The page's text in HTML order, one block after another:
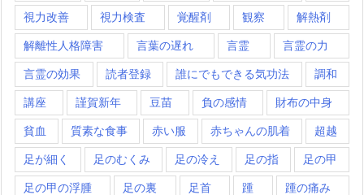
視力改善 視力検査 覚醒剤 観察 解熱剤
解離性人格障害 言葉の遅れ 言霊 言霊の力
言霊の効果 読者登録 誰にでもできる気功法 調和
講座 謹賀新年 豆苗 負の感情 財布の中身
貧血 質素な食事 赤い服 赤ちゃんの肌着 超越
足が細く 足のむくみ 足の冷え 足の指 足の甲
足の甲の浮腫 足の裏 足首 踵 踵の痛み